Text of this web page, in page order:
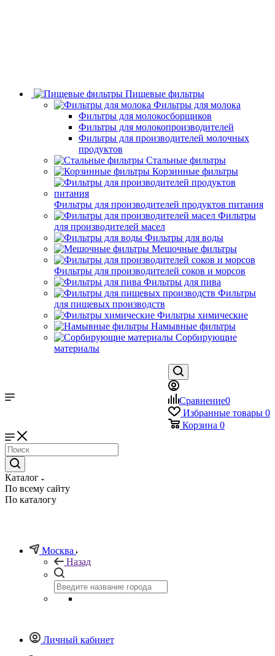
Пищевые фильтры
Фильтры для молока
Фильтры для молокосборщиков
Фильтры для молокопроизводителей
Фильтры для производителей молочных
продуктов
Стальные фильтры
Корзинные фильтры
Фильтры для производителей продуктов питания
Фильтры
для производителей масел
Фильтры для воды
Мешочные фильтры
Фильтры для производителей соков и морсов
Фильтры для пива
Фильтры
для пищевых производств
Фильтры химические
Намывные фильтры
Сорбирующие
материалы
Сравнение0
Избранные товары 0
Корзина 0
Каталог
По всему сайту
По каталогу
Москва
Назад
Личный кабинет